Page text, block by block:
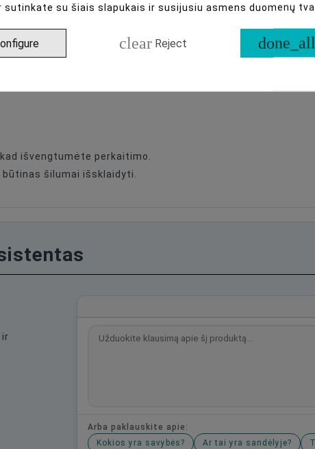
išvengtumėte perkaitimo.
šilumai išsklaidyti.
ir
Arba paklauskite apie:
Kokios yra savybės?
Ar tai yra sandėlyje?
sutinkate su šiais slapukais ir susijusiu asmens duomenų
clear Reject done_all